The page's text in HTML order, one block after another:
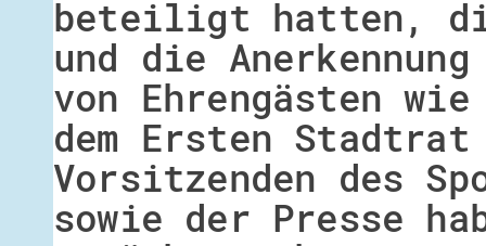
beteiligt hatten,
und die
von Ehrengästen
dem Ersten Stadtrat
Vorsitzenden des
sowie der Presse